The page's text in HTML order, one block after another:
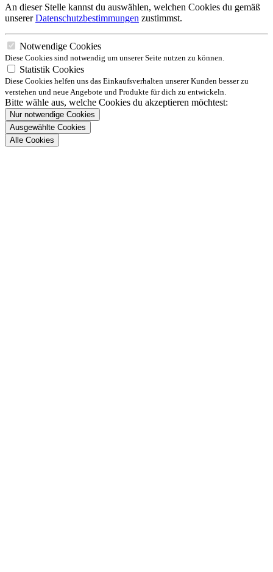
An dieser Stelle kannst du auswählen, welchen Cookies du gemäß
unsererDatenschutzbestimmungen zustimmst.
Notwendige Cookies
Diese Cookies sind notwendig um unserer Seite nutzen zu können.
Statistik Cookies
Diese Cookies helfen uns das Einkaufsverhalten unserer Kunden besser zu
verstehen und neue Angebote und Produkte für dich zu entwickeln.
Bitte wähle aus, welche Cookies du akzeptieren möchtest:
Nur notwendige Cookies
Ausgewählte Cookies
Alle Cookies